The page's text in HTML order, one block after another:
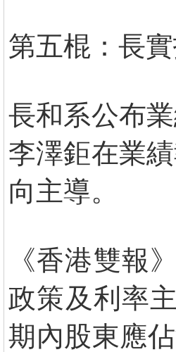
第五棍：長
長和系公布
李澤鉅在業
向主導。
《香港雙報
政策及利率
期內股東應